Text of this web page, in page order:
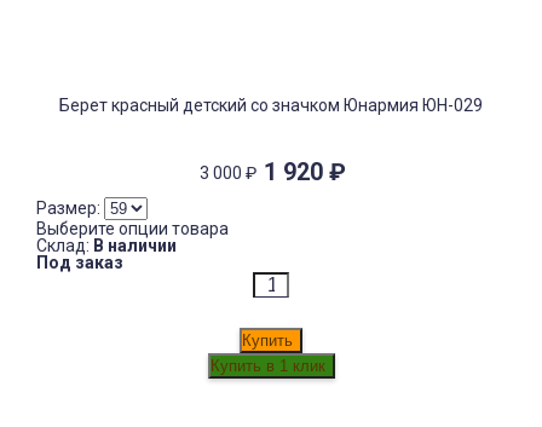
Берет красный детский со значком Юнармия ЮН-029
3 000 ₽ 1 920 ₽
Размер:
Выберите опции товара
Склад: В наличии
Под заказ
Купить